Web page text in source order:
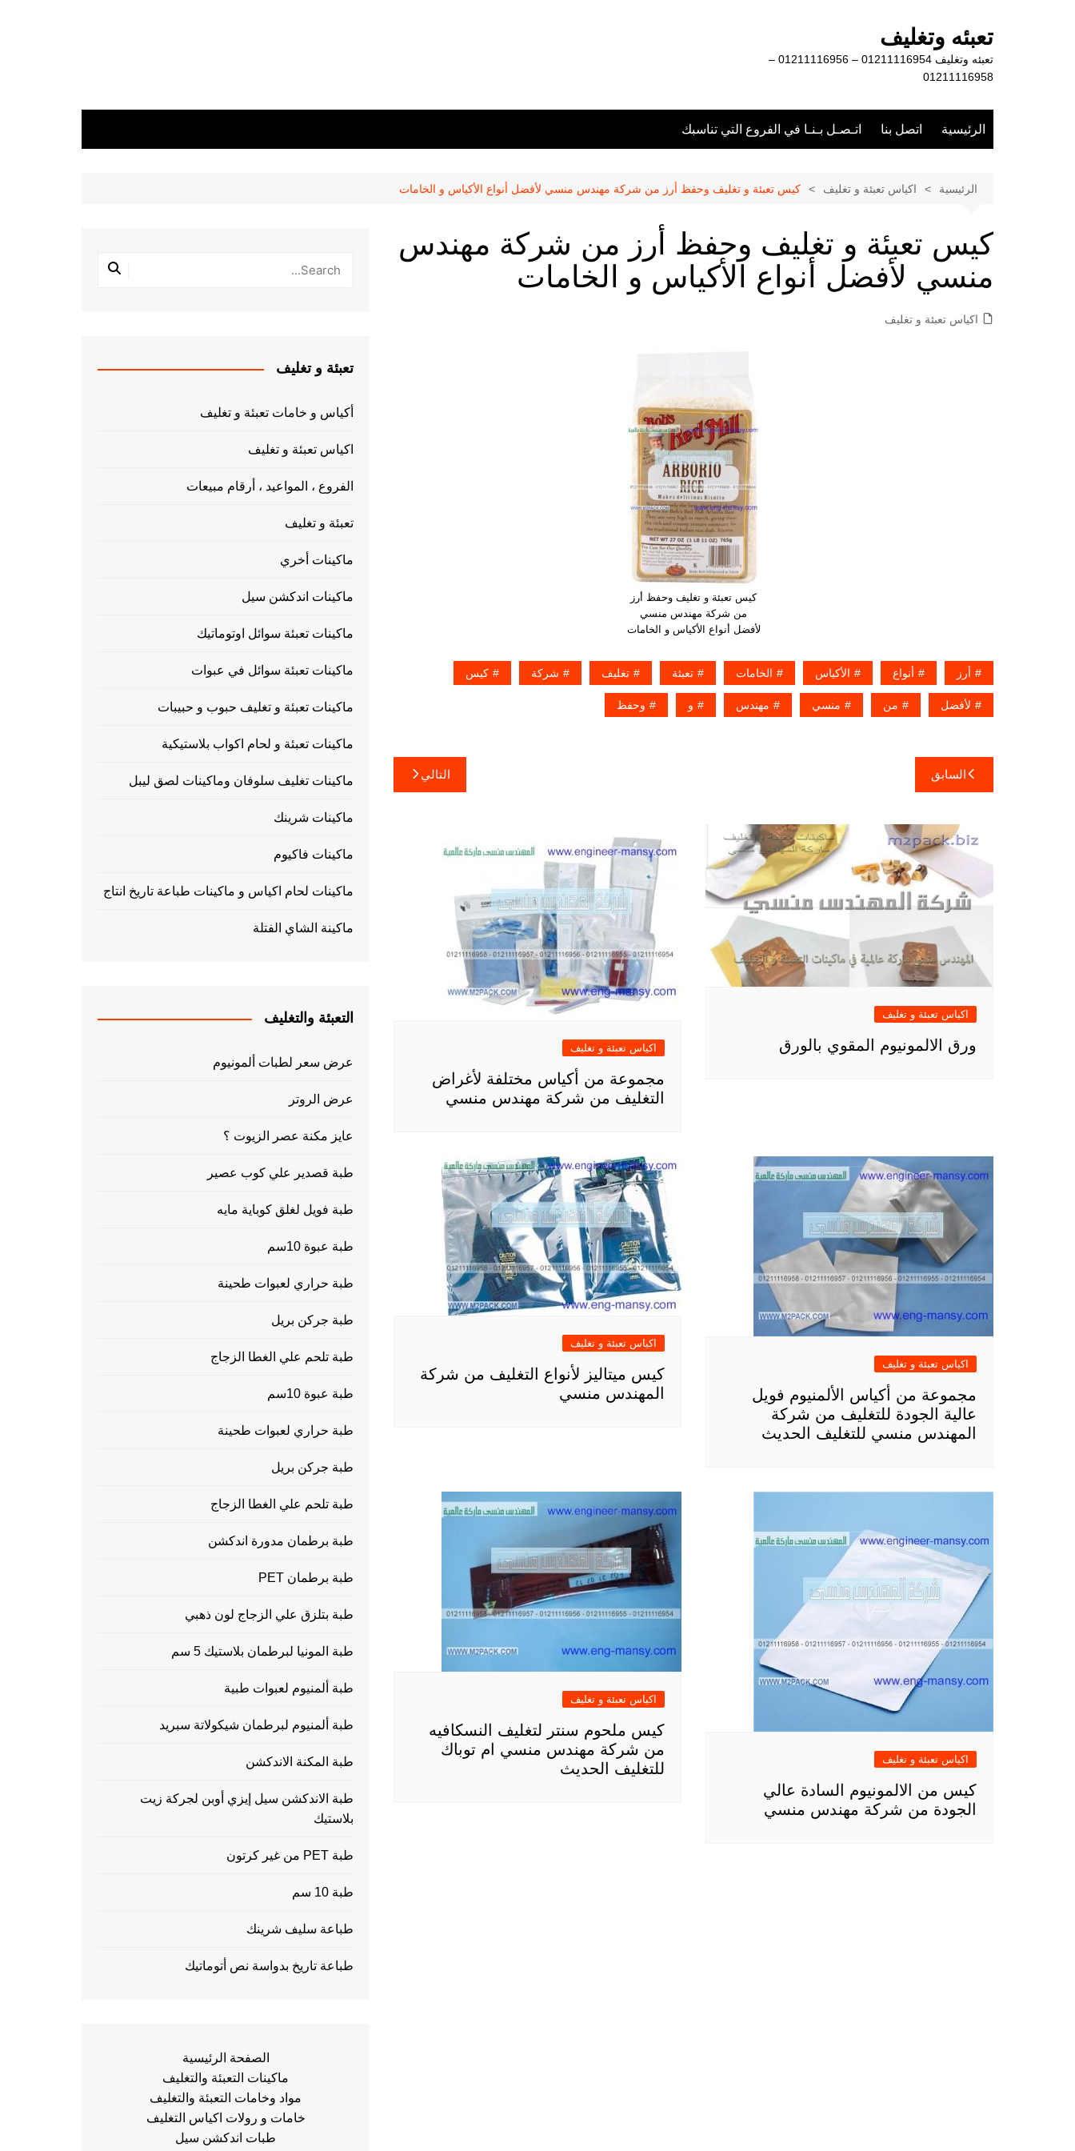
تعبئه وتغليف
تعبئه وتغليف 01211116954 – 01211116956 –
01211116958
الرئيسية اتصل بنا اتـصـل بـنـا في الفروع التي تناسبك
الرئيسية اكياس تعبئة و تغليف كيس تعبئة و تغليف وحفظ أرز من شركة مهندس منسي لأفضل أنواع الأكياس و الخامات
كيس تعبئة و تغليف وحفظ أرز من شركة مهندس
منسي لأفضل أنواع الأكياس و الخامات
اكياس تعبئة و تغليف
كيس تعبئة و تغليف وحفظ أرز
من شركة مهندس منسي
لأفضل أنواع الأكياس و الخامات
أرز أنواع الأكياس الخامات تعبئة تغليف شركة كيس
لأفضل من منسي مهندس و وحفظ
تصفّح
المقالات
السابق التالي
اكياس تعبئة و تغليف
ورق الالمونيوم المقوي بالورق اكياس تعبئة و تغليف
مجموعة من أكياس مختلفة لأغراض
التغليف من شركة مهندس منسي
اكياس تعبئة و تغليف
مجموعة من أكياس الألمنيوم فويل
عالية الجودة للتغليف من شركة
المهندس منسي للتغليف الحديث
اكياس تعبئة و تغليف
كيس ميتاليز لأنواع التغليف من شركة
المهندس منسي
اكياس تعبئة و تغليف
كيس من الالمونيوم السادة عالي
الجودة من شركة مهندس منسي
اكياس تعبئة و تغليف
كيس ملحوم سنتر لتغليف النسكافيه
من شركة مهندس منسي ام توباك
للتغليف الحديث
تعبئة و تغليف
أكياس و خامات تعبئة و تغليف
اكياس تعبئة و تغليف
الفروع ، المواعيد ، أرقام مبيعات
تعبئة و تغليف
ماكينات أخري
ماكينات اندكشن سيل
ماكينات تعبئة سوائل اوتوماتيك
ماكينات تعبئة سوائل في عبوات
ماكينات تعبئة و تغليف حبوب و حبيبات
ماكينات تعبئة و لحام اكواب بلاستيكية
ماكينات تغليف سلوفان وماكينات لصق ليبل
ماكينات شرينك
ماكينات فاكيوم
ماكينات لحام اكياس و ماكينات طباعة تاريخ انتاج
ماكينة الشاي الفتلة
التعبئة والتغليف
عرض سعر لطبات ألمونيوم
عرض الروتر
عايز مكنة عصر الزيوت ؟
طبة قصدير علي كوب عصير
طبة فويل لغلق كوباية مايه
طبة عبوة 10سم
طبة حراري لعبوات طحينة
طبة جركن بريل
طبة تلحم علي الغطا الزجاج
طبة عبوة 10سم
طبة حراري لعبوات طحينة
طبة جركن بريل
طبة تلحم علي الغطا الزجاج
طبة برطمان مدورة اندكشن
طبة برطمان PET
طبة بتلزق علي الزجاج لون ذهبي
طبة المونيا لبرطمان بلاستيك 5 سم
طبة ألمنيوم لعبوات طبية
طبة ألمنيوم لبرطمان شيكولاتة سبريد
طبة المكنة الاندكشن
طبة الاندكشن سيل إيزي أوبن لجركة زيت
بلاستيك
طبة PET من غير كرتون
طبة 10 سم
طباعة سليف شرينك
طباعة تاريخ بدواسة نص أتوماتيك
الصفحة الرئيسية
ماكينات التعبئة والتغليف
مواد وخامات التعبئة والتغليف
خامات و رولات اكياس التغليف
طبات اندكشن سيل